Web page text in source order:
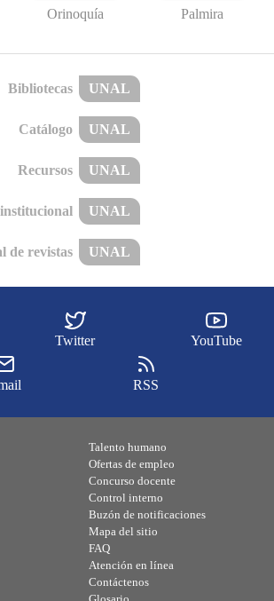
Orinoquía Palmira
Bibliotecas UNAL
Catálogo UNAL
Recursos UNAL
UNAL
de revistas UNAL
Twitter YouTube
RSS
Talento humano
Ofertas de empleo
Concurso docente
Control interno
Buzón de notificaciones
Mapa del sitio
FAQ
Atención en línea
Contáctenos